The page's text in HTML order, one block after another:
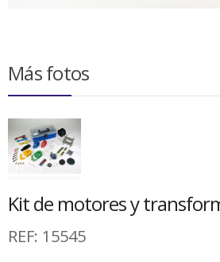
Más fotos
Kit de motores y
REF: 15545